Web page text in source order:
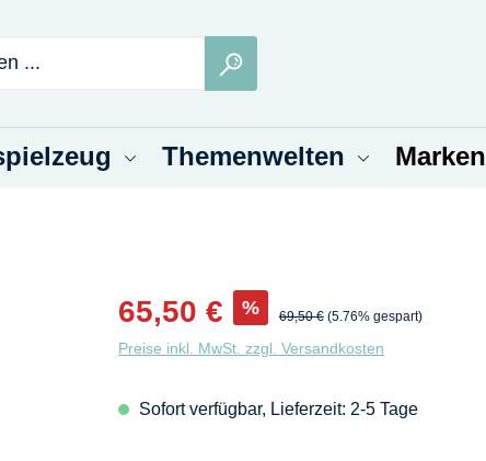
Themenwelten Marken
Verkaufspreis:
65,50 € % Regulärer Preis:
69,50 € (5.76% gespart)
Preise inkl. MwSt. zzgl. Versandkosten
Sofort verfügbar, Lieferzeit: 2-5 Tage